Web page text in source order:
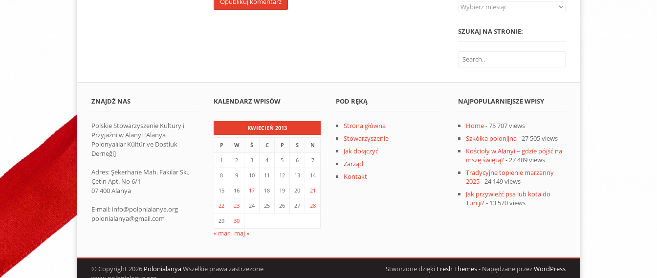
Archiwum
SZUKAJ NA STRONIE:
ZNAJDŹ NAS
Polskie Stowarzyszenie Kultury i
Przyjaźni w Alanyi [Alanya
Polonyalılar Kültür ve Dostluk
Derneği]
Adres: Şekerhane Mah. Fakılar Sk.,
Çetin Apt. No 6/1
07 400 Alanya
E-mail: info@polonialanya.org
polonialanya@gmail.com
KALENDARZ WPISÓW
KWIECIEŃ 2013
P W Ś C P S N
1 2 3 4 5 6 7
8 9 10 11 12 13 14
15 16 17 18 19 20 21
22 23 24 25 26 27 28
29 30
« mar maj »
POD RĘKĄ
Strona główna
Stowarzyszenie
Jak dołączyć
Zarząd
Kontakt
NAJPOPULARNIEJSZE WPISY
Home- 75 707 views
Szkółka polonijna- 27 505 views
Kościoły w Alanyi – gdzie pójść na
mszę świętą?- 27 489 views
Tradycyjne topienie marzanny
2025- 24 149 views
Jak przywieźć psa lub kota do
Turcji?- 13 570 views
© Copyright 2026 PolonialanyaWszelkie prawa zastrzeżone
Stworzone dzięki Fresh Themes- Napędzane przezWordPress